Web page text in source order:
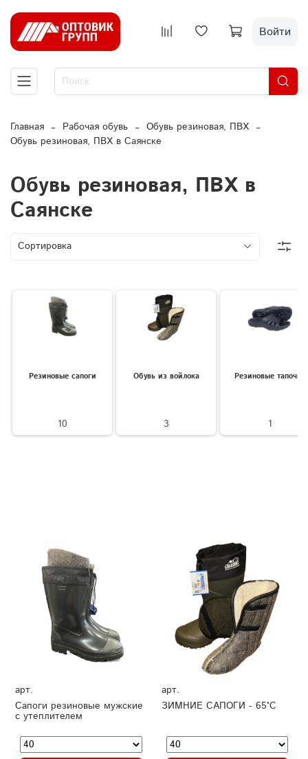
Войти
Главная Рабочая обувь
Обувь резиновая, ПВХ
Обувь резиновая, ПВХ в Саянске
Обувь резиновая, ПВХ в
Саянске
Резиновые сапоги
10
Обувь из войлока
3
Резиновые тапочки
1
арт.
Сапоги резиновые мужские
с утеплителем
арт.
ЗИМНИЕ САПОГИ - 65°C